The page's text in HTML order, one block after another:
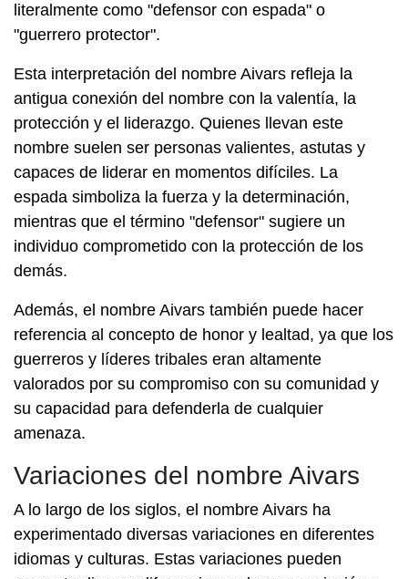
literalmente como "defensor con espada" o
"guerrero protector".
Esta interpretación del nombre Aivars refleja la
antigua conexión del nombre con la valentía, la
protección y el liderazgo. Quienes llevan este
nombre suelen ser personas valientes, astutas y
capaces de liderar en momentos difíciles. La
espada simboliza la fuerza y la determinación,
mientras que el término "defensor" sugiere un
individuo comprometido con la protección de los
demás.
Además, el nombre Aivars también puede hacer
referencia al concepto de honor y lealtad, ya que los
guerreros y líderes tribales eran altamente
valorados por su compromiso con su comunidad y
su capacidad para defenderla de cualquier
amenaza.
Variaciones del nombre Aivars
A lo largo de los siglos, el nombre Aivars ha
experimentado diversas variaciones en diferentes
idiomas y culturas. Estas variaciones pueden